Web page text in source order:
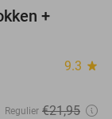
+
9.3 star
Regulier €21,95